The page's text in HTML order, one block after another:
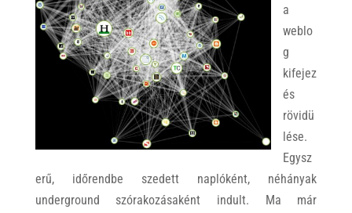
a
weblo
g
kifejez
és
rövidü
lése.
Egysz
erű, időrendbe szedett naplóként, néhányak
underground szórakozásaként indult. Ma már